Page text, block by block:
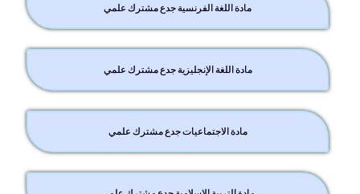
مادة اللغة الفرنسية جدع مشترك علمي
مادة اللغة الإنجليزية جدع مشترك علمي
مادة الاجتماعيات جدع مشترك علمي